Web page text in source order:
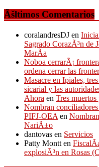
Ãšltimos Comentarios
coralandresDJ en
Sagrado CorazÃ³n de
MarÃ­a
Noboa cerrarÃ¡
ordena cerrar las
Masacre en Ipiales,
sicarial y las
Ahora en Tres
Nombran
PIFJ-OEA en
NariÃ±o
dantovas en Servicios
Patty Montt en
explosiÃ³n en Rosas